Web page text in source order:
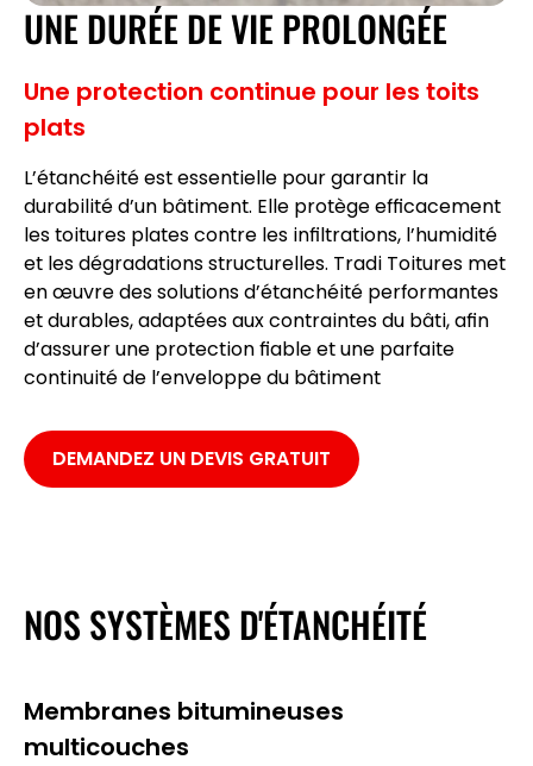
UNE DURÉE DE VIE PROLONGÉE
Une protection continue pour les toits
plats
L’étanchéitéest essentielle pour garantir la
durabilité d’un bâtiment. Elle protège efficacement
les toitures plates contre les infiltrations, l’humidité
et les dégradations structurelles. Tradi Toitures met
en œuvre des solutionsd’étanchéité performantes
et durables, adaptées aux contraintes du bâti, afin
d’assurer une protection fiableet une parfaite
continuité de l’enveloppe du bâtiment
DEMANDEZ UN DEVIS GRATUIT
NOS SYSTÈMES D'ÉTANCHÉITÉ
Membranes bitumineuses
multicouches